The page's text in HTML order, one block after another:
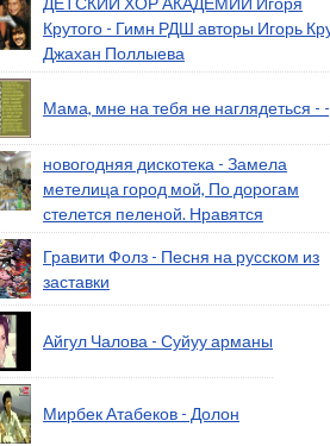
Крутого - Гимн РДШ авторы Игорь
Джахан Поллыева
Мама, мне на тебя не наглядеться -
новогодняя дискотека - Замела
метелица город мой, По дорогам
стелется пеленой. Нравятся
Гравити Фолз - Песня на русском из
заставки
Айгул Чалова - Суйуу арманы
Мирбек Атабеков - Долон